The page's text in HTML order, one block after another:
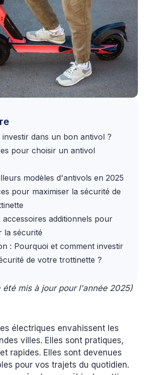
dans un bon antivol ?
pour choisir un antivol
modèles d'antivols en 2025
pour maximiser la sécurité de
accessoires additionnels pour
la sécurité
: Pourquoi et comment investir
de votre trottinette ?
été mis à jour pour l'année 2025)
électriques envahissent les
villes. Elles sont pratiques,
rapides. Elles sont devenues
pour vos trajets du quotidien.